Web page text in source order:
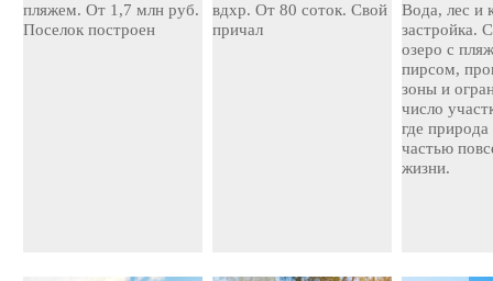
пляжем. От 1,7 млн руб.
Поселок построен
вдхр. От 80 соток. Свой
причал
Вода, лес и
застройка.
озеро с
пирсом,
зоны и
число
где природа
частью
жизни.